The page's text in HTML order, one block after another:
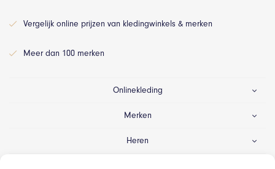
Vergelijk online prijzen van kledingwinkels & merken
Meer dan 100 merken
Onlinekleding
Merken
Heren